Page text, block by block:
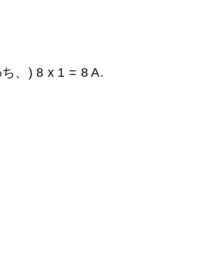
、) 8 x 1 = 8 A.